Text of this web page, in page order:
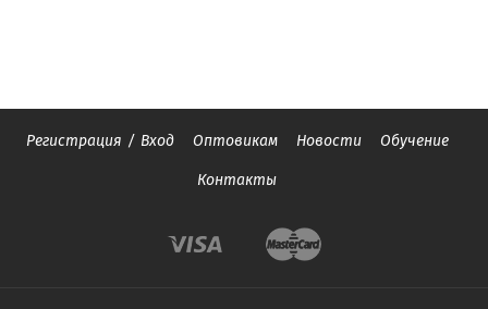
Регистрация / Вход Оптовикам Новости Обучение
Контакты